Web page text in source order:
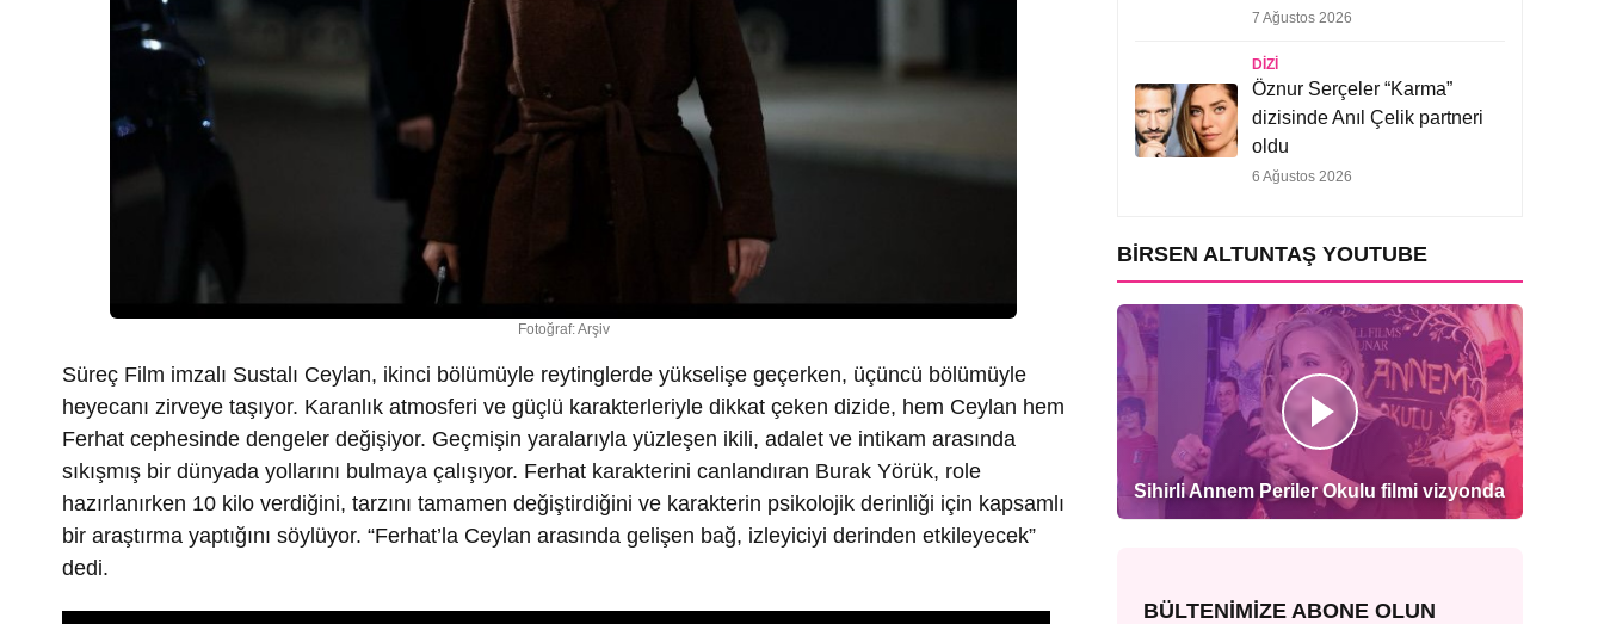
Fotoğraf: Arşiv
Süreç Film imzalı Sustalı Ceylan, ikinci bölümüyle reytinglerde yükselişe geçerken, üçüncü bölümüyle
heyecanı zirveye taşıyor. Karanlık atmosferi ve güçlü karakterleriyle dikkat çeken dizide, hem Ceylan hem
Ferhat cephesinde dengeler değişiyor. Geçmişin yaralarıyla yüzleşen ikili, adalet ve intikam arasında
sıkışmış bir dünyada yollarını bulmaya çalışıyor. Ferhat karakterini canlandıran Burak Yörük, role
hazırlanırken 10 kilo verdiğini, tarzını tamamen değiştirdiğini ve karakterin psikolojik derinliği için kapsamlı
bir araştırma yaptığını söylüyor. “Ferhat’la Ceylan arasında gelişen bağ, izleyiciyi derinden etkileyecek”
dedi.
7 Ağustos 2026
DIZI
Öznur Serçeler “Karma”
dizisinde Anıl Çelik partneri
oldu
6 Ağustos 2026
BIRSEN ALTUNTAŞ YOUTUBE
Sihirli Annem Periler Okulu filmi vizyonda
BÜLTENIMIZE ABONE OLUN